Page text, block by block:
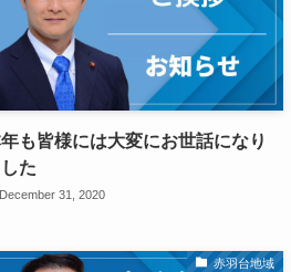
も皆様には大変にお世話になり
た
December 31, 2020
赤羽台地域